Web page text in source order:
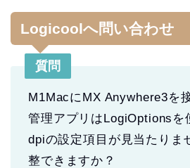
Logicoolへ問い合わせ
質問
M1MacにMX Anywhere3を
管理アプリはLogiOptionsを
dpiの設定項目が見当たりま
整できますか？